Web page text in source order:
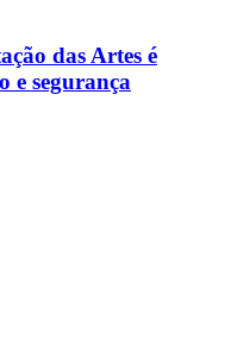
das Artes é
e segurança